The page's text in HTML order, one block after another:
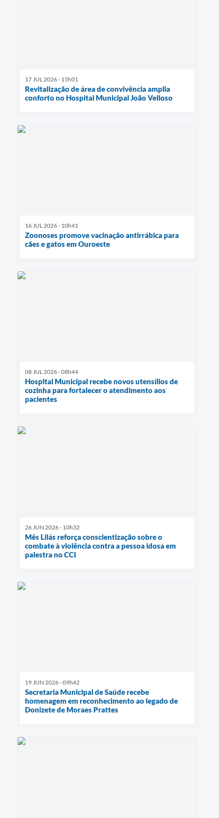
17 JUL 2026 - 15h01
Revitalização de área de convivência amplia
conforto no Hospital Municipal João Velloso
16 JUL 2026 - 10h41
Zoonoses promove vacinação antirrábica para
cães e gatos em Ouroeste
08 JUL 2026 - 08h44
Hospital Municipal recebe novos utensílios de
cozinha para fortalecer o atendimento aos
pacientes
26 JUN 2026 - 10h32
Mês Lilás reforça conscientização sobre o
combate à violência contra a pessoa idosa em
palestra no CCI
19 JUN 2026 - 09h42
Secretaria Municipal de Saúde recebe
homenagem em reconhecimento ao legado de
Donizete de Moraes Prattes